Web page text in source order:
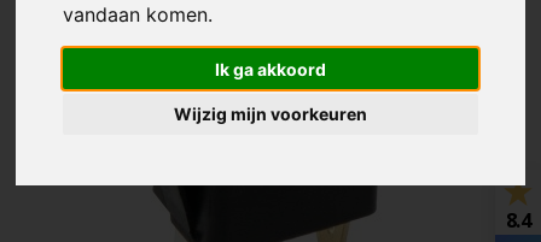
vandaan komen.
Ik ga akkoord
Wijzig mijn voorkeuren
8.4